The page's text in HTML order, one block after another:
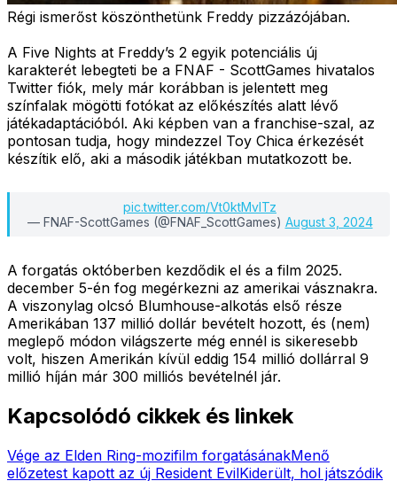
Régi ismerőst köszönthetünk Freddy pizzázójában.
A Five Nights at Freddy’s 2 egyik potenciális új
karakterét lebegteti be a FNAF - ScottGames hivatalos
Twitter fiók, mely már korábban is jelentett meg
színfalak mögötti fotókat az előkészítés alatt lévő
játékadaptációból. Aki képben van a franchise-szal, az
pontosan tudja, hogy mindezzel Toy Chica érkezését
készítik elő, aki a második játékban mutatkozott be.
pic.twitter.com/Vt0ktMvITz
— FNAF-ScottGames (@FNAF_ScottGames) August 3, 2024
A forgatás októberben kezdődik el és a film 2025.
december 5-én fog megérkezni az amerikai vásznakra.
A viszonylag olcsó Blumhouse-alkotás első része
Amerikában 137 millió dollár bevételt hozott, és (nem)
meglepő módon világszerte még ennél is sikeresebb
volt, hiszen Amerikán kívül eddig 154 millió dollárral 9
millió híján már 300 milliós bevételnél jár.
Kapcsolódó cikkek és linkek
Vége az Elden Ring-mozifilm forgatásánakMenő
előzetest kapott az új Resident EvilKiderült, hol játszódik